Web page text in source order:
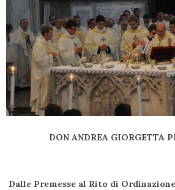
DON ANDREA GIORGETTA
Dalle Premesse al Rito di